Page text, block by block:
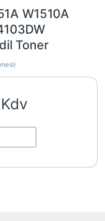
W1510A
Toner